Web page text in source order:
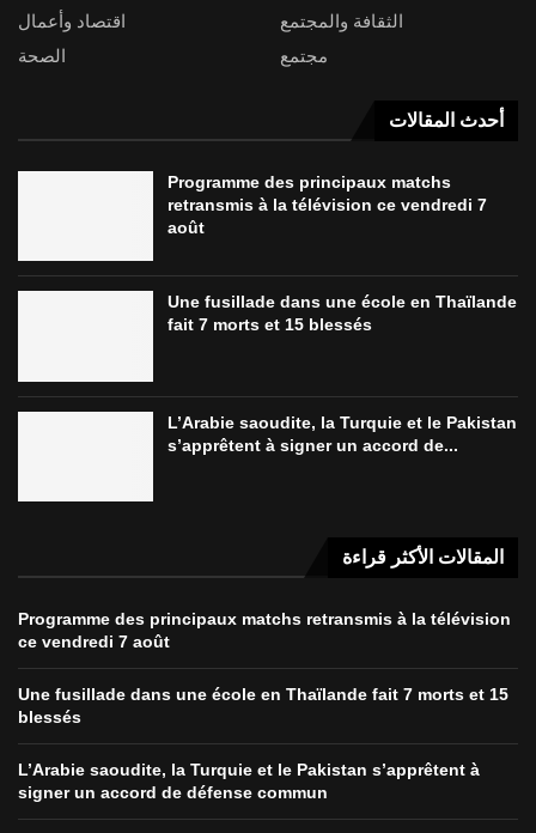
اقتصاد وأعمال
الثقافة والمجتمع
الصحة
مجتمع
أحدث المقالات
Programme des principaux matchs
retransmis à la télévision ce vendredi 7
août
Une fusillade dans une école en Thaïlande
fait 7 morts et 15 blessés
L’Arabie saoudite, la Turquie et le Pakistan
s’apprêtent à signer un accord de...
المقالات الأكثر قراءة
Programme des principaux matchs retransmis à la télévision
ce vendredi 7 août
Une fusillade dans une école en Thaïlande fait 7 morts et 15
blessés
L’Arabie saoudite, la Turquie et le Pakistan s’apprêtent à
signer un accord de défense commun